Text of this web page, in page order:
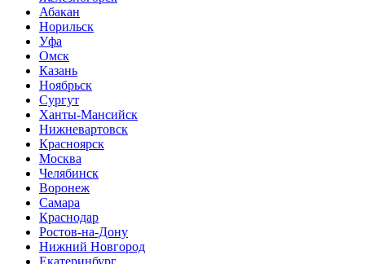
Абакан
Норильск
Уфа
Омск
Казань
Ноябрьск
Сургут
Ханты-Мансийск
Нижневартовск
Красноярск
Москва
Челябинск
Воронеж
Самара
Краснодар
Ростов-на-Дону
Нижний Новгород
Екатеринбург